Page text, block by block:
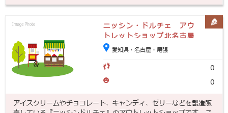
ニッシン・ドルチェ アウ
トレットショップ北名古屋
愛知県・名古屋・尾張
0
0
アイスクリームやチョコレート、キャンディ、ゼリーなどを製造販